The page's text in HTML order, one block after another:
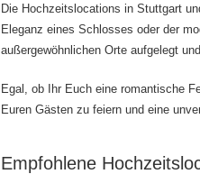
Die Hochzeitslocations in Stuttgart
Eleganz eines Schlosses oder der
außergewöhnlichen Orte aufgelegt
Egal, ob Ihr Euch eine romantische
Euren Gästen zu feiern und eine
Empfohlene